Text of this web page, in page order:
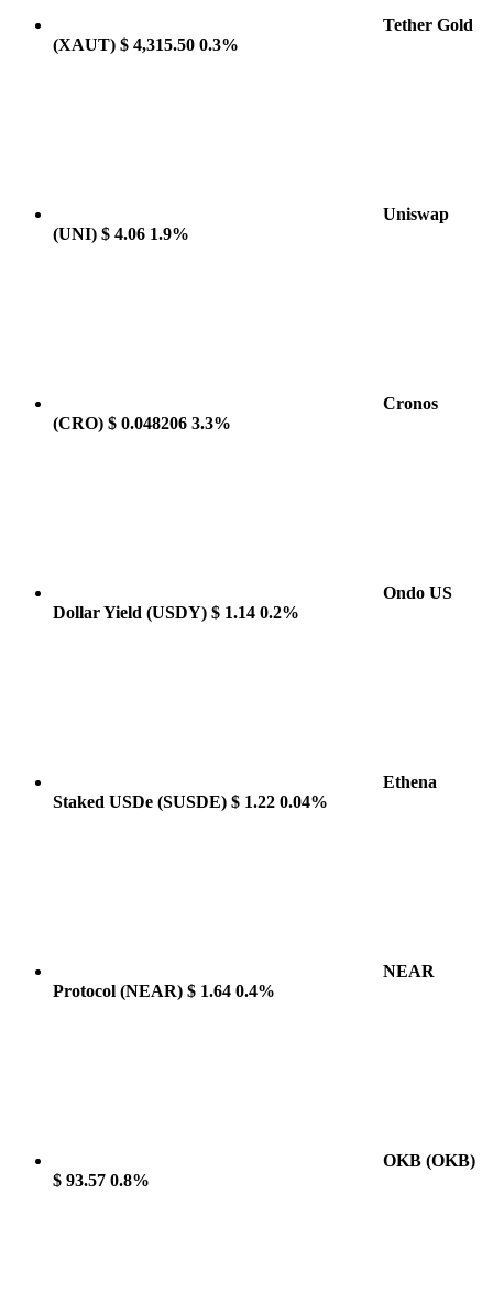
Tether Gold
(XAUT) $ 4,315.50 0.3%
Uniswap
(UNI) $ 4.06 1.9%
Cronos
(CRO) $ 0.048206 3.3%
Ondo US
Dollar Yield (USDY) $ 1.14 0.2%
Ethena
Staked USDe (SUSDE) $ 1.22 0.04%
NEAR
Protocol (NEAR) $ 1.64 0.4%
OKB (OKB)
$ 93.57 0.8%